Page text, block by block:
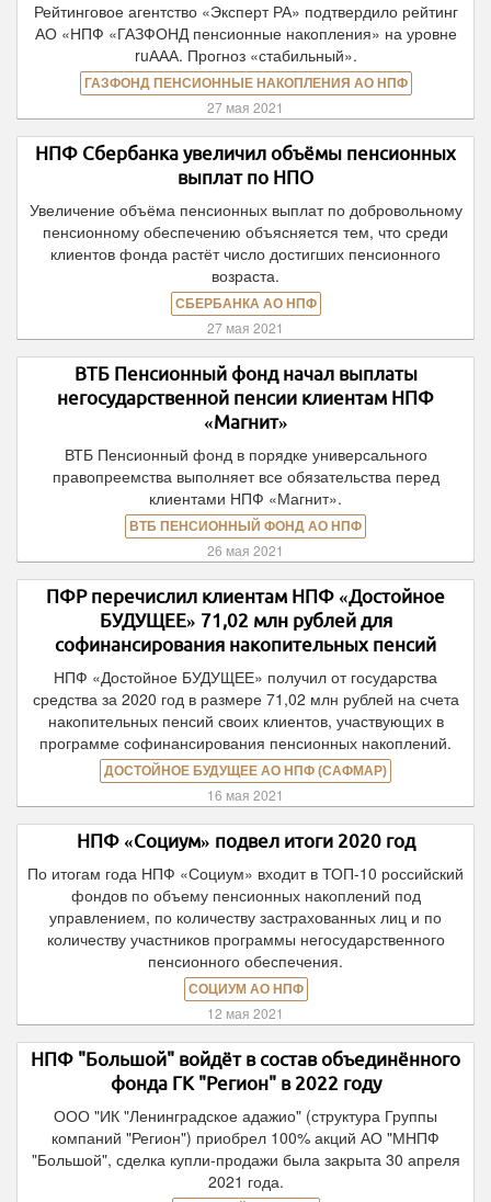
Рейтинговое агентство «Эксперт РА» подтвердило рейтинг
АО «НПФ «ГАЗФОНД пенсионные накопления» на уровне
ruААА. Прогноз «стабильный».
ГАЗФОНД ПЕНСИОННЫЕ НАКОПЛЕНИЯ АО НПФ
27 мая 2021
НПФ Сбербанка увеличил объёмы пенсионных
выплат по НПО
Увеличение объёма пенсионных выплат по добровольному
пенсионному обеспечению объясняется тем, что среди
клиентов фонда растёт число достигших пенсионного
возраста.
СБЕРБАНКА АО НПФ
27 мая 2021
ВТБ Пенсионный фонд начал выплаты
негосударственной пенсии клиентам НПФ
«Магнит»
ВТБ Пенсионный фонд в порядке универсального
правопреемства выполняет все обязательства перед
клиентами НПФ «Магнит».
ВТБ ПЕНСИОННЫЙ ФОНД АО НПФ
26 мая 2021
ПФР перечислил клиентам НПФ «Достойное
БУДУЩЕЕ» 71,02 млн рублей для
софинансирования накопительных пенсий
НПФ «Достойное БУДУЩЕЕ» получил от государства
средства за 2020 год в размере 71,02 млн рублей на счета
накопительных пенсий своих клиентов, участвующих в
программе софинансирования пенсионных накоплений.
ДОСТОЙНОЕ БУДУЩЕЕ АО НПФ (САФМАР)
16 мая 2021
НПФ «Социум» подвел итоги 2020 год
По итогам года НПФ «Социум» входит в ТОП-10 российский
фондов по объему пенсионных накоплений под
управлением, по количеству застрахованных лиц и по
количеству участников программы негосударственного
пенсионного обеспечения.
СОЦИУМ АО НПФ
12 мая 2021
НПФ "Большой" войдёт в состав объединённого
фонда ГК "Регион" в 2022 году
ООО "ИК "Ленинградское адажио" (структура Группы
компаний "Регион") приобрел 100% акций АО "МНПФ
"Большой", сделка купли-продажи была закрыта 30 апреля
2021 года.